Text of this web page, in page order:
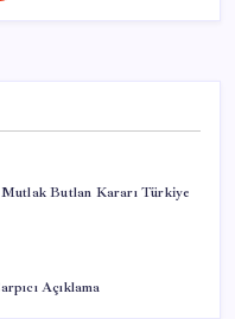
Mutlak Butlan Kararı Türkiye
Açıklama